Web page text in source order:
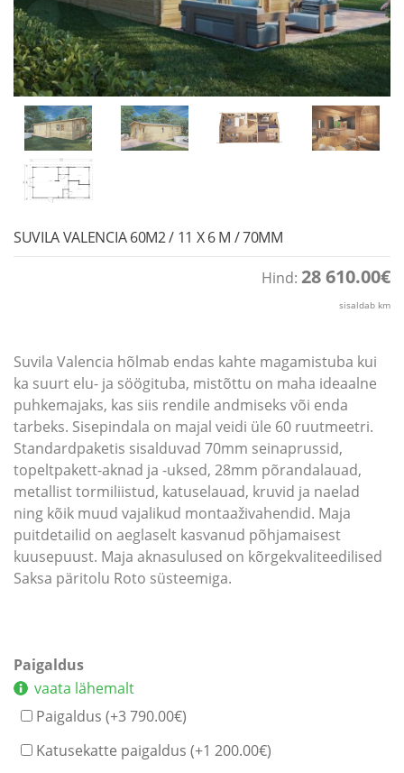
SUVILA VALENCIA 60M2 / 11 X 6 M / 70MM
Hind: 28 610.00€
sisaldab km
Suvila Valencia hõlmab endas kahte magamistuba kui
ka suurt elu- ja söögituba, mistõttu on maha ideaalne
puhkemajaks, kas siis rendile andmiseks või enda
tarbeks. Sisepindala on majal veidi üle 60 ruutmeetri.
Standardpaketis sisalduvad 70mm seinaprussid,
topeltpakett-aknad ja -uksed, 28mm põrandalauad,
metallist tormiliistud, katuselauad, kruvid ja naelad
ning kõik muud vajalikud montaaživahendid. Maja
puitdetailid on aeglaselt kasvanud põhjamaisest
kuusepuust. Maja aknasulused on kõrgekvaliteedilised
Saksa päritolu Roto süsteemiga.
Paigaldus
vaata lähemalt
Paigaldus (+3 790.00€)
Katusekatte paigaldus (+1 200.00€)